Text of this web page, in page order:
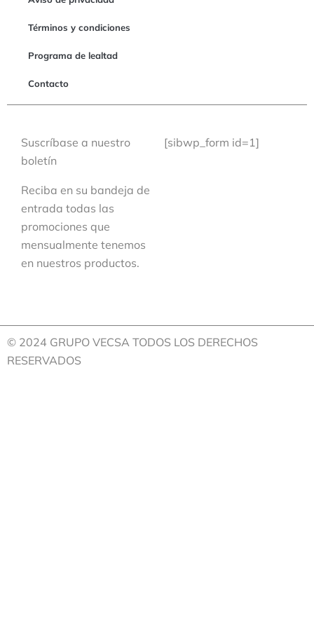
Términos y condiciones
Programa de lealtad
Contacto
Suscríbase a nuestro
boletín
Reciba en su bandeja de
entrada todas las
promociones que
mensualmente tenemos
en nuestros productos.
[sibwp_form id=1]
© 2024 GRUPO VECSA TODOS LOS DERECHOS
RESERVADOS